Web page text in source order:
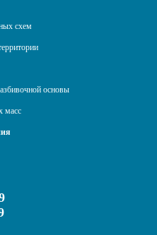
схем
основы
масс